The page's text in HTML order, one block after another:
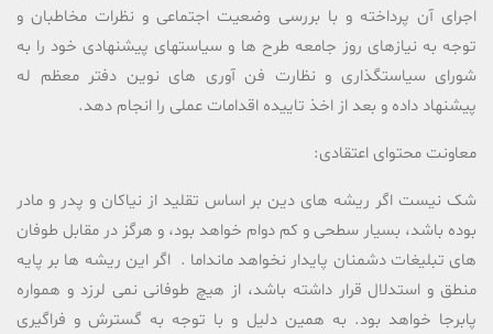
اجرای آن پرداخته و با بررسی وضعیت اجتماعی و نظرات مخاطبان و
توجه به نیازهای روز جامعه طرح ها و سیاستهای پیشنهادی خود را به
شورای سیاستگذاری و نظارت فن آوری های نوین دفتر معظم له
پیشنهاد داده و بعد از اخذ تاییده اقدامات عملی را انجام دهد.
معاونت محتوای اعتقادی:
شک نیست اگر ریشه هاى دین بر اساس تقلید از نیاکان و پدر و مادر
بوده باشد، بسیار سطحى و کم دوام خواهد بود، و هرگز در مقابل طوفان
هاى تبلیغات دشمنان پایدار نخواهد مانداما . اگر این ریشه ها بر پایه
منطق و استدلال قرار داشته باشد، از هیچ طوفانى نمى لرزد و همواره
پابرجا خواهد بود. به همین دلیل و با توجه به گسترش و فراگیری